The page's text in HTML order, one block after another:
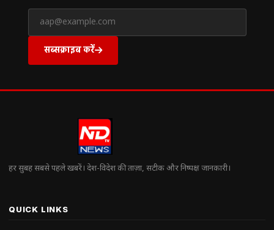
सब्सक्राइब करें
हर सुबह सबसे पहले खबरें। देश-विदेश की ताज़ा, सटीक और निष्पक्ष जानकारी।
QUICK LINKS